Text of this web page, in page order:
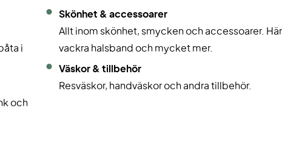
i
och
Skönhet & accessoarer
Allt inom skönhet, smycken och accessoarer.
vackra halsband och mycket mer.
Väskor & tillbehör
Resväskor, handväskor och andra tillbehör.